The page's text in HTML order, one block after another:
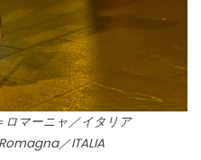
マーニャ／イタリア
／ITALIA